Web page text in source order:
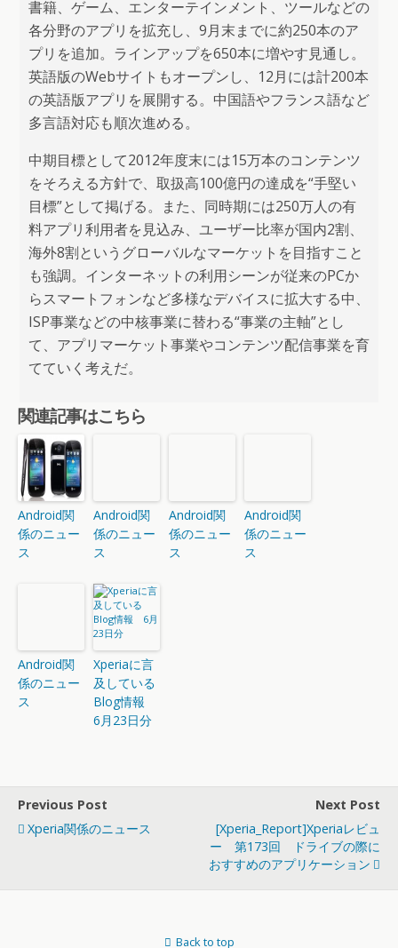
書籍、ゲーム、エンターテインメント、ツールなどの
各分野のアプリを拡充し、9月末までに約250本のア
プリを追加。ラインアップを650本に増やす見通し。
英語版のWebサイトもオープンし、12月には計200本
の英語版アプリを展開する。中国語やフランス語など
多言語対応も順次進める。
中期目標として2012年度末には15万本のコンテンツ
をそろえる方針で、取扱高100億円の達成を“手堅い
目標”として掲げる。また、同時期には250万人の有
料アプリ利用者を見込み、ユーザー比率が国内2割、
海外8割というグローバルなマーケットを目指すこと
も強調。インターネットの利用シーンが従来のPCか
らスマートフォンなど多様なデバイスに拡大する中、
ISP事業などの中核事業に替わる“事業の主軸”とし
て、アプリマーケット事業やコンテンツ配信事業を育
てていく考えだ。
関連記事はこちら
Android関
係のニュー
ス
Android関
係のニュー
ス
Android関
係のニュー
ス
Android関
係のニュー
ス
Android関
係のニュー
ス
Xperiaに言
及している
Blog情報
6月23日分
Previous Post
Xperia関係のニュース
Next Post
[Xperia_Report]Xperiaレビュ
ー 第173回 ドライブの際に
おすすめのアプリケーション
Back to top